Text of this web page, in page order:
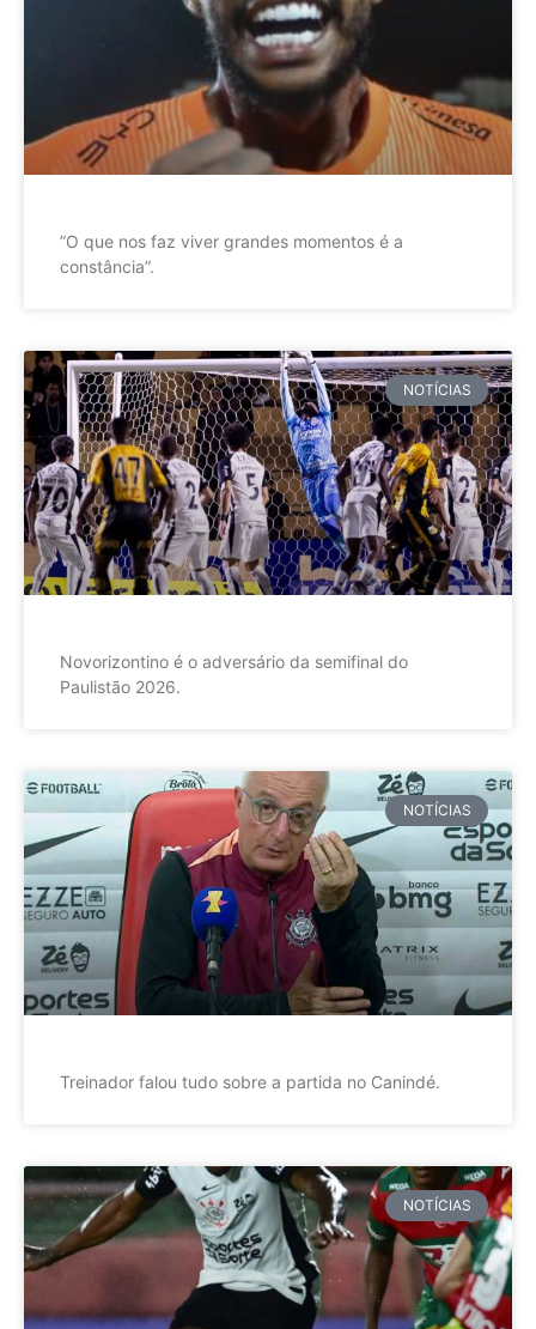
”O que nos faz viver grandes momentos é a
constância”.
NOTÍCIAS
Novorizontino é o adversário da semifinal do
Paulistão 2026.
NOTÍCIAS
Treinador falou tudo sobre a partida no Canindé.
NOTÍCIAS